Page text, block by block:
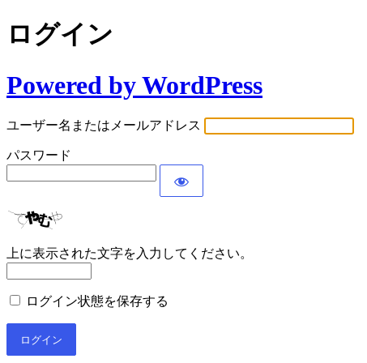
ログイン
Powered by WordPress
ユーザー名またはメールアドレス
パスワード
上に表示された文字を入力してください。
ログイン状態を保存する